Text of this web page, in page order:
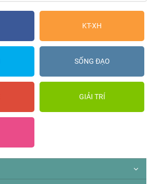
KT-XH
SỐNG ĐẠO
GIẢI TRÍ